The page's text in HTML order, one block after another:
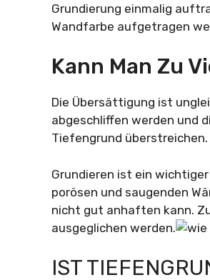
Grundierung einmalig
Wandfarbe aufgetragen
Kann Man Zu
Die Übersättigung ist
abgeschliffen werden und
Tiefengrund
Grundieren ist ein
porösen und saugenden
nicht gut anhaften kann.
ausgeglichen werden.
IST